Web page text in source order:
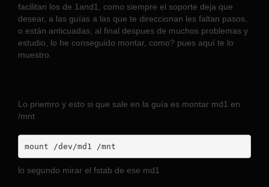
facilitan los de 1and1, como siempre el soporte deja que
desear, a las guías a las que te direccionan les faltan pasos,
o están anticuadas, al final despues de muchos problemas y
estudio, lo he conseguido montar, como? pues aquí te lo
muestro.
Lo priemro y esto si que sale en la guía es montar md1 en
/mnt
mount /dev/md1 /mnt
lo segundo mirar el fstab de ese md1